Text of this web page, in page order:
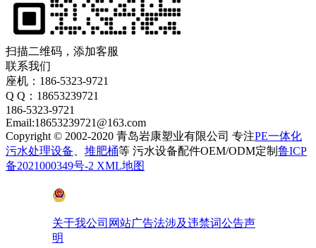
扫描二维码，添加客服
联系我们
座机：186-5323-9721
Q Q：18653239721
186-5323-9721
Email:18653239721@163.com
Copyright © 2002-2020 青岛岩康塑业有限公司 专注PE一体化
污水处理设备
堆肥桶等 污水设备配件OEM/ODM定制 鲁ICP
备2021000349号-2 XML地图
关于我公司网站广告法涉及违禁词公告声
明